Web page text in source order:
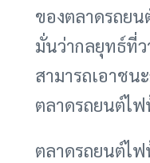
ของตลาดรถยน
มั่นว่ากลยุทธ์ที่ว
สามารถเอาชน
ตลาดรถยนต์ไฟ
ตลาดรถยนต์ไ